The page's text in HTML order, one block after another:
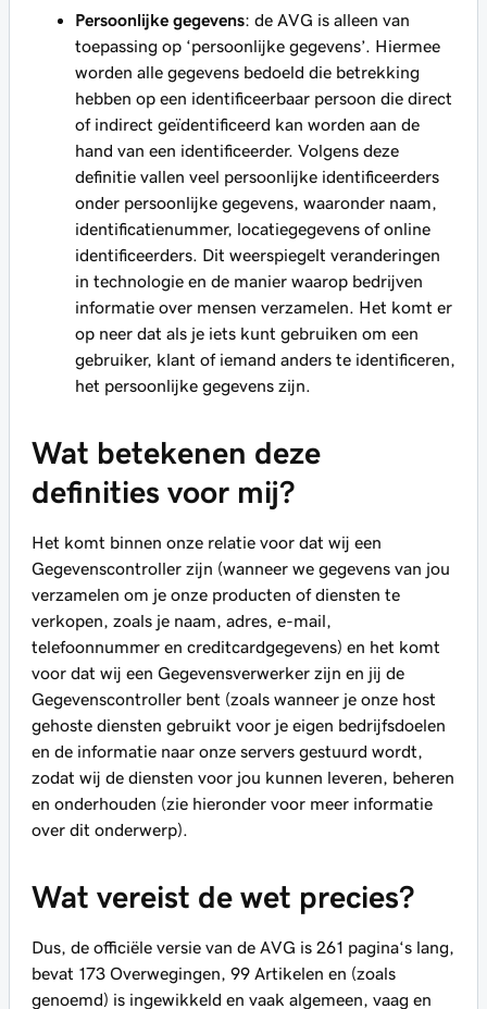
Persoonlijke gegevens: de AVG is alleen van
toepassing op ‘persoonlijke gegevens’. Hiermee
worden alle gegevens bedoeld die betrekking
hebben op een identificeerbaar persoon die direct
of indirect geïdentificeerd kan worden aan de
hand van een identificeerder. Volgens deze
definitie vallen veel persoonlijke identificeerders
onder persoonlijke gegevens, waaronder naam,
identificatienummer, locatiegegevens of online
identificeerders. Dit weerspiegelt veranderingen
in technologie en de manier waarop bedrijven
informatie over mensen verzamelen. Het komt er
op neer dat als je iets kunt gebruiken om een
gebruiker, klant of iemand anders te identificeren,
het persoonlijke gegevens zijn.
Wat betekenen deze
definities voor mij?
Het komt binnen onze relatie voor dat wij een
Gegevenscontroller zijn (wanneer we gegevens van jou
verzamelen om je onze producten of diensten te
verkopen, zoals je naam, adres, e-mail,
telefoonnummer en creditcardgegevens) en het komt
voor dat wij een Gegevensverwerker zijn en jij de
Gegevenscontroller bent (zoals wanneer je onze host
gehoste diensten gebruikt voor je eigen bedrijfsdoelen
en de informatie naar onze servers gestuurd wordt,
zodat wij de diensten voor jou kunnen leveren, beheren
en onderhouden (zie hieronder voor meer informatie
over dit onderwerp).
Wat vereist de wet precies?
Dus, de officiële versie van de AVG is 261 pagina‘s lang,
bevat 173 Overwegingen, 99 Artikelen en (zoals
genoemd) is ingewikkeld en vaak algemeen, vaag en